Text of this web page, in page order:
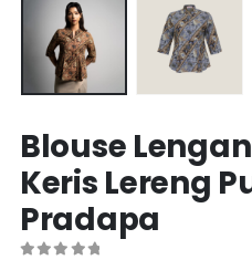
Blouse
Keris Lereng
Pradapa